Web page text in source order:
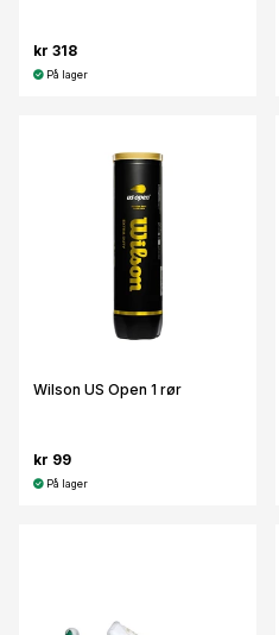
kr 318
På lager
Wilson US Open 1 rør
kr 99
På lager